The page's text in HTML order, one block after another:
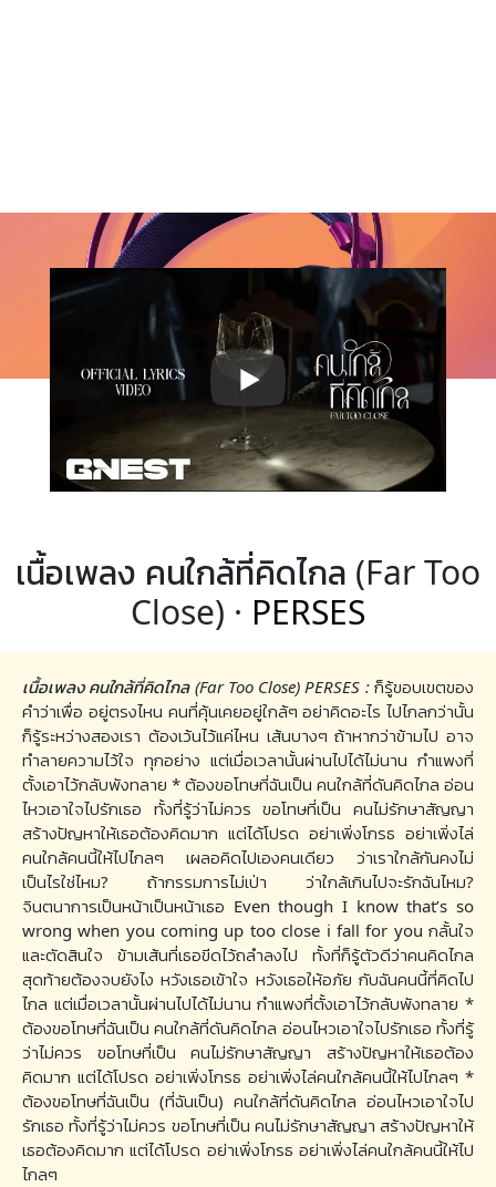
เนื้อเพลง คนใกล้ที่คิดไกล (Far Too
Close) · PERSES
เนื้อเพลง คนใกล้ที่คิดไกล (Far Too Close) PERSES : ก็รู้ขอบเขตของ
คำว่าเพื่อ อยู่ตรงไหน คนที่คุ้นเคยอยู่ใกล้ๆ อย่าคิดอะไร ไปไกลกว่านั้น
ก็รู้ระหว่างสองเรา ต้องเว้นไว้แค่ไหน เส้นบางๆ ถ้าหากว่าข้ามไป อาจ
ทำลายความไว้ใจ ทุกอย่าง แต่เมื่อเวลานั้นผ่านไปได้ไม่นาน กำแพงที่
ตั้งเอาไว้กลับพังทลาย * ต้องขอโทษที่ฉันเป็น คนใกล้ที่ดันคิดไกล อ่อน
ไหวเอาใจไปรักเธอ ทั้งที่รู้ว่าไม่ควร ขอโทษที่เป็น คนไม่รักษาสัญญา
สร้างปัญหาให้เธอต้องคิดมาก แต่ได้โปรด อย่าเพิ่งโกรธ อย่าเพิ่งไล่
คนใกล้คนนี้ให้ไปไกลๆ เผลอคิดไปเองคนเดียว ว่าเราใกล้กันคงไม่
เป็นไรใช่ไหม? ถ้ากรรมการไม่เป่า ว่าใกล้เกินไปจะรักฉันไหม?
จินตนาการเป็นหน้าเป็นหน้าเธอ Even though I know that’s so
wrong when you coming up too close i fall for you กลั้นใจ
และตัดสินใจ ข้ามเส้นที่เธอขีดไว้ถลำลงไป ทั้งที่ก็รู้ตัวดีว่าคนคิดไกล
สุดท้ายต้องจบยังไง หวังเธอเข้าใจ หวังเธอให้อภัย กับฉันคนนี้ที่คิดไป
ไกล แต่เมื่อเวลานั้นผ่านไปได้ไม่นาน กำแพงที่ตั้งเอาไว้กลับพังทลาย *
ต้องขอโทษที่ฉันเป็น คนใกล้ที่ดันคิดไกล อ่อนไหวเอาใจไปรักเธอ ทั้งที่รู้
ว่าไม่ควร ขอโทษที่เป็น คนไม่รักษาสัญญา สร้างปัญหาให้เธอต้อง
คิดมาก แต่ได้โปรด อย่าเพิ่งโกรธ อย่าเพิ่งไล่คนใกล้คนนี้ให้ไปไกลๆ *
ต้องขอโทษที่ฉันเป็น (ที่ฉันเป็น) คนใกล้ที่ดันคิดไกล อ่อนไหวเอาใจไป
รักเธอ ทั้งที่รู้ว่าไม่ควร ขอโทษที่เป็น คนไม่รักษาสัญญา สร้างปัญหาให้
เธอต้องคิดมาก แต่ได้โปรด อย่าเพิ่งโกรธ อย่าเพิ่งไล่คนใกล้คนนี้ให้ไป
ไกลๆ